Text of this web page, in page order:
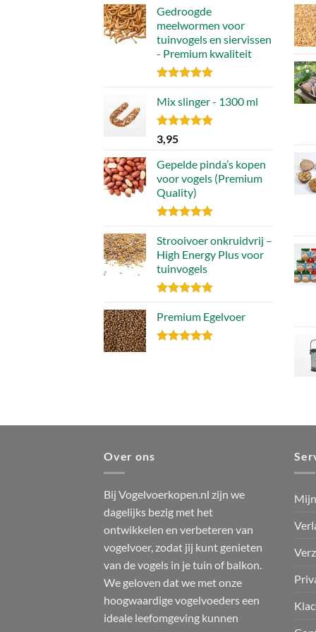
Gedroogde
meelwormen voor
tuinvogels en siervissen
- Premium kwaliteit
4.88uit 5
Mix slinger - 1300 ml
Gewaardeerd
4.79
3,95
Gepelde pinda’s kopen
voor vogels (Premium
Quality)
4.89uit 5
Strooivoer onkruidvrij –
High Energy Plus voor
tuinvogels
4.77uit 5
Premium Egelvoer
Over ons
Bij Vogelvoerkopen.nl zijn we
dagelijks bezig met het
ontwikkelen en verbeteren van
vogelvoer, zodat jij kunt genieten
van de vogels in je tuin of balkon.
We geloven dat we met onze
hoogwaardige vogelvoeders een
ideale leefomgeving kunnen